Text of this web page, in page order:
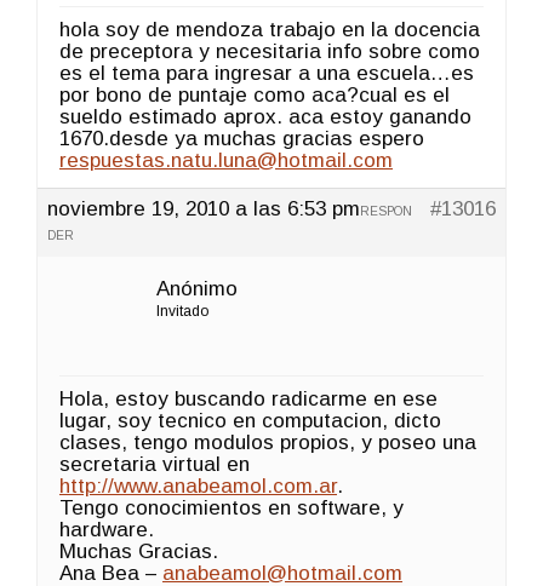
hola soy de mendoza trabajo en la docencia
de preceptora y necesitaria info sobre como
es el tema para ingresar a una escuela…es
por bono de puntaje como aca?cual es el
sueldo estimado aprox. aca estoy ganando
1670.desde ya muchas gracias espero
respuestas.natu.luna@hotmail.com
noviembre 19, 2010 a las 6:53 pm #13016
RESPON
DER
Anónimo
Invitado
Hola, estoy buscando radicarme en ese
lugar, soy tecnico en computacion, dicto
clases, tengo modulos propios, y poseo una
secretaria virtual en
http://www.anabeamol.com.ar.
Tengo conocimientos en software, y
hardware.
Muchas Gracias.
Ana Bea – anabeamol@hotmail.com